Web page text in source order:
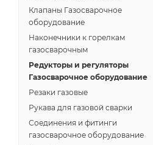
Клапаны Газосварочное
оборудование
Наконечники к горелкам
газосварочным
Редукторы и регуляторы
Газосварочное оборудование
Резаки газовые
Рукава для газовой сварки
Соединения и фитинги
газосварочное оборудование